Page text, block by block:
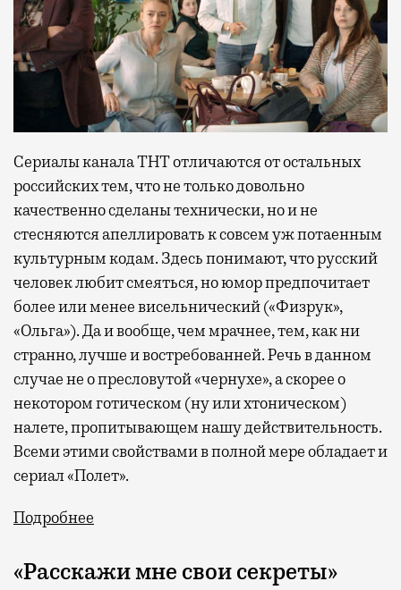
Сериалы канала ТНТ отличаются от остальных
российских тем, что не только довольно
качественно сделаны технически, но и не
стесняются апеллировать к совсем уж потаенным
культурным кодам. Здесь понимают, что русский
человек любит смеяться, но юмор предпочитает
более или менее висельнический («Физрук»,
«Ольга»). Да и вообще, чем мрачнее, тем, как ни
странно, лучше и востребованней. Речь в данном
случае не о пресловутой «чернухе», а скорее о
некотором готическом (ну или хтоническом)
налете, пропитывающем нашу действительность.
Всеми этими свойствами в полной мере обладает и
сериал «Полет».
Подробнее
«Расскажи мне свои секреты»